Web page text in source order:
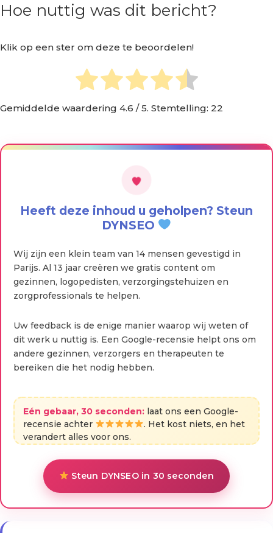
Hoe nuttig was dit bericht?
Klik op een ster om deze te beoordelen!
Gemiddelde waardering 4.6 / 5. Stemtelling: 22
Heeft deze inhoud u geholpen? Steun
DYNSEO
Wij zijn een klein team van 14 mensen gevestigd in
Parijs. Al 13 jaar creëren we gratis content om
gezinnen, logopedisten, verzorgingstehuizen en
zorgprofessionals te helpen.
Uw feedback is de enige manier waarop wij weten of
dit werk u nuttig is. Een Google-recensie helpt ons om
andere gezinnen, verzorgers en therapeuten te
bereiken die het nodig hebben.
Eén gebaar, 30 seconden: laat ons een Google-
recensie achter
. Het kost niets, en het
verandert alles voor ons.
Steun DYNSEO in 30 seconden